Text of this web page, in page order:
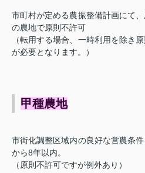
市町村が定める農振整備計画にて
の農地で原則不許可
（転用する場合、一時利用を除き
が必要となります。）
甲種農地
市街化調整区域内の良好な営農条
から8年以内。
（原則不許可ですが例外あり）